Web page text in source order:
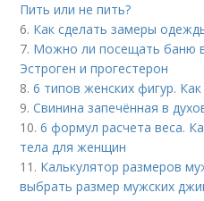
Пить или не пить?
6. Как сделать замеры
7. Можно ли посещать баню
Эстроген и прогестерон
8.6 типов женских фигур.
9.Свинина запечённая в
10.6 формул расчета веса.
тела для женщин
11. Калькулятор размеров
выбрать размер мужских